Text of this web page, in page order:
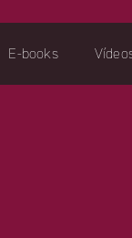
E-books